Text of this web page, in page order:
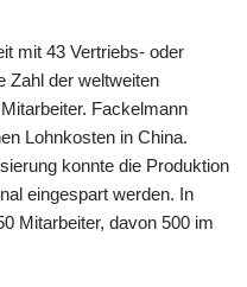
mit 43 Vertriebs- oder
Zahl der weltweiten
Fackelmann
Lohnkosten in China.
konnte die Produktion
eingespart werden. In
Mitarbeiter, davon 500 im